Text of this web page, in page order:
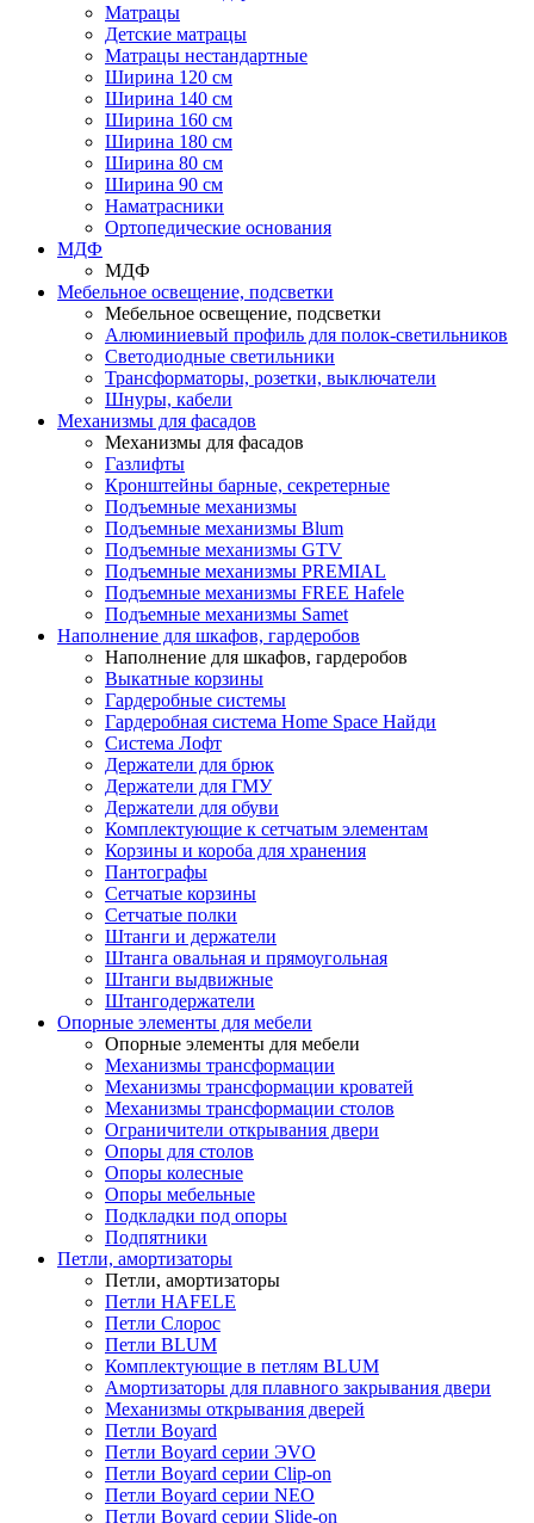
Матрацы
Детские матрацы
Матрацы нестандартные
Ширина 120 см
Ширина 140 см
Ширина 160 см
Ширина 180 см
Ширина 80 см
Ширина 90 см
Наматрасники
Ортопедические основания
МДФ
МДФ
Мебельное освещение, подсветки
Мебельное освещение, подсветки
Алюминиевый профиль для полок-светильников
Светодиодные светильники
Трансформаторы, розетки, выключатели
Шнуры, кабели
Механизмы для фасадов
Механизмы для фасадов
Газлифты
Кронштейны барные, секретерные
Подъемные механизмы
Подъемные механизмы Blum
Подъемные механизмы GTV
Подъемные механизмы PREMIAL
Подъемные механизмы FREE Hafele
Подъемные механизмы Samet
Наполнение для шкафов, гардеробов
Наполнение для шкафов, гардеробов
Выкатные корзины
Гардеробные системы
Гардеробная система Home Space Найди
Система Лофт
Держатели для брюк
Держатели для ГМУ
Держатели для обуви
Комплектующие к сетчатым элементам
Корзины и короба для хранения
Пантографы
Сетчатые корзины
Сетчатые полки
Штанги и держатели
Штанга овальная и прямоугольная
Штанги выдвижные
Штангодержатели
Опорные элементы для мебели
Опорные элементы для мебели
Механизмы трансформации
Механизмы трансформации кроватей
Механизмы трансформации столов
Ограничители открывания двери
Опоры для столов
Опоры колесные
Опоры мебельные
Подкладки под опоры
Подпятники
Петли, амортизаторы
Петли, амортизаторы
Петли HAFELE
Петли Слорос
Петли BLUM
Комплектующие в петлям BLUM
Амортизаторы для плавного закрывания двери
Механизмы открывания дверей
Петли Boyard
Петли Boyard серии ЭVO
Петли Boyard серии Clip-on
Петли Boyard серии NEO
Петли Boyard серии Slide-on